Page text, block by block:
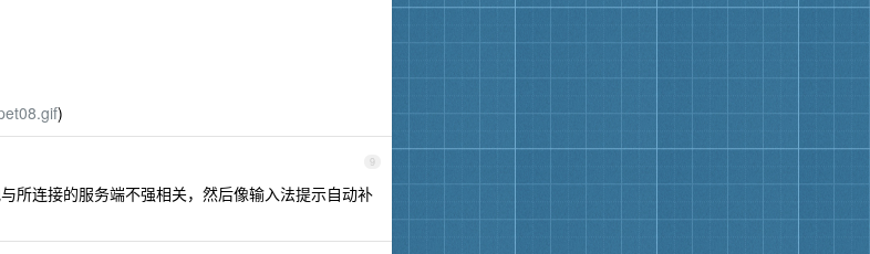
)
9
所连接的服务端不强相关，然后像输入法提示自动补